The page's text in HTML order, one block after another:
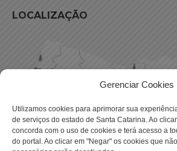
Gerenciar Cookies
Utilizamos cookies para aprimorar sua
de serviços do estado de Santa Catarina. Ao clicar
concorda com o uso de cookies e terá acesso a
do portal. Ao clicar em "Negar" os cookies que
LOCALIZAÇÃO